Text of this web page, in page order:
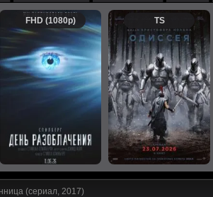
FHD (1080p) TS
(сериал, 2017)